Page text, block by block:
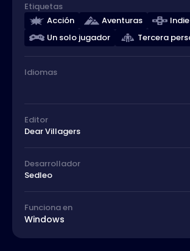
Etiquetas
Acción
Aventuras
Indie
Un solo jugador
Tercera
Idiomas
Editor
Dear Villagers
Desarrollador
Sedleo
Funciona en
Windows